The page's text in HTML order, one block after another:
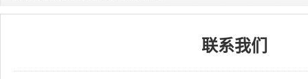
联系我们